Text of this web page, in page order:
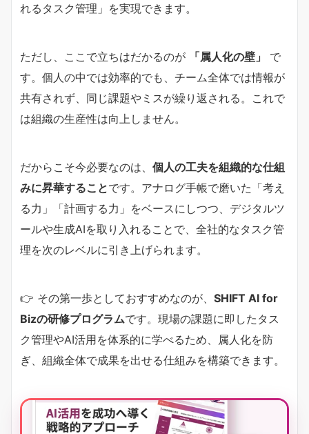
れるタスク管理」を実現できます。
ただし、ここで立ちはだかるのが 「属人化の壁」
で
す。個人の中では効率的でも、チーム全体では情報が
共有されず、同じ課題やミスが繰り返される。これで
は組織の生産性は向上しません。
だからこそ今必要なのは、 個人の工夫を組織的な仕組
みに昇華することです。アナログ手帳で磨いた「考え
る力」「計画する力」をベースにしつつ、デジタルツ
ールや生成AIを取り入れることで、全社的なタスク管
理を次のレベルに引き上げられます。
👉 その第一歩としておすすめなのが、 SHIFT AI for
Bizの研修プログラムです。現場の課題に即したタス
ク管理やAI活用を体系的に学べるため、属人化を防
ぎ、組織全体で成果を出せる仕組みを構築できます。